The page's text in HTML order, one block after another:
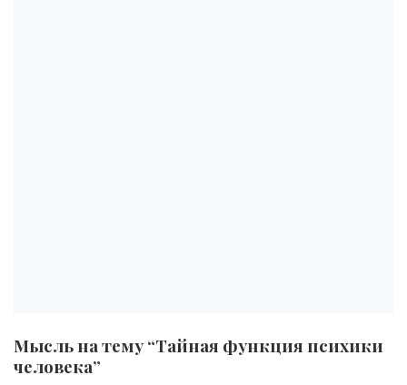
Мысль на тему “Тайная функция психики
человека”